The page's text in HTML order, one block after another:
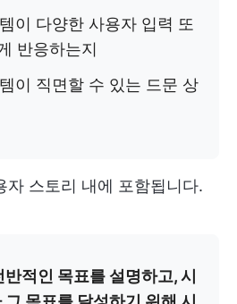
이 다양한 사용자 입력 또
반응하는지
이 직면할 수 있는 드문 상
자 스토리 내에 포함됩니다.
적인 목표를 설명하고, 시